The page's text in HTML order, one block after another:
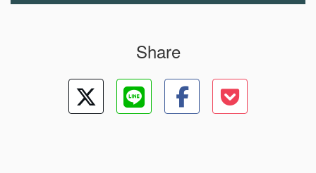
Share